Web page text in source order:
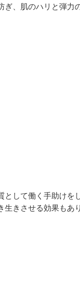
ぎ、肌のハリと弾力
して働く手助けを
きさせる効果もあ